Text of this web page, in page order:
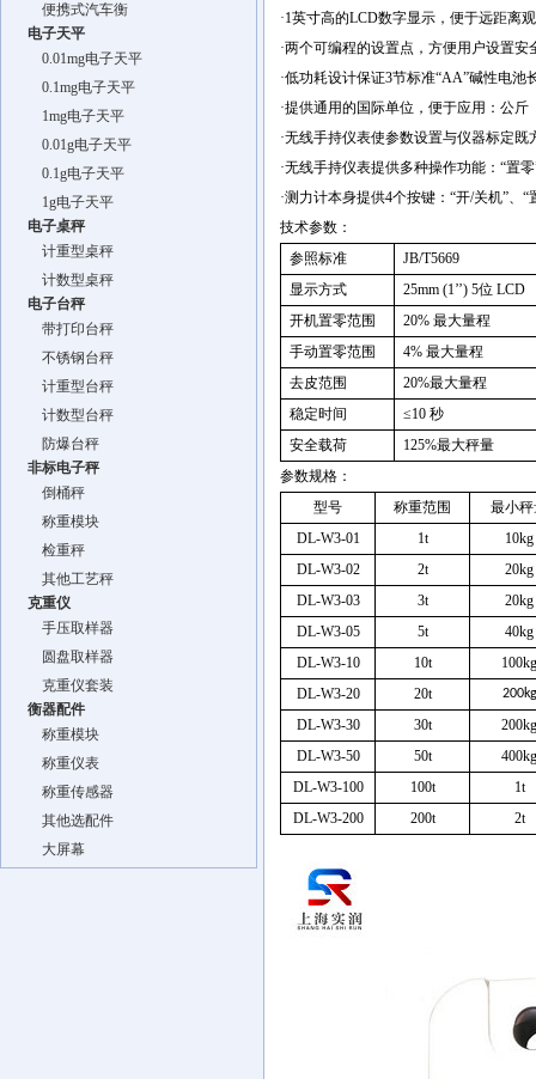
便携式汽车衡
电子天平
0.01mg电子天平
0.1mg电子天平
1mg电子天平
0.01g电子天平
0.1g电子天平
1g电子天平
电子桌秤
计重型桌秤
计数型桌秤
电子台秤
带打印台秤
不锈钢台秤
计重型台秤
计数型台秤
防爆台秤
非标电子秤
倒桶秤
称重模块
检重秤
其他工艺秤
克重仪
手压取样器
圆盘取样器
克重仪套装
衡器配件
称重模块
称重仪表
称重传感器
其他选配件
大屏幕
·1英寸高的LCD数字显示，便于远距离
·两个可编程的设置点，方便用户设置安
·低功耗设计保证3节标准“AA”碱性电池
·提供通用的国际单位，便于应用：公斤
·无线手持仪表使参数设置与仪器标定既
·无线手持仪表提供多种操作功能：“置
·测力计本身提供4个按键：“开/关机”、“
技术参数：
参照标准
JB/T5669
显示方式
25mm (1’’) 5位 LCD
开机置零范围
20%最大量程
手动置零范围
4%最大量程
去皮范围
20%最大量程
稳定时间
≤10秒
安全载荷
125%最大秤量
参数规格：
型号
称重范围
最小
DL-W3-01
1t
10kg
DL-W3-02
2t
20kg
DL-W3-03
3t
20kg
DL-W3-05
5t
40kg
DL-W3-10
10t
100kg
DL-W3-20
20t 200kg
DL-W3-30 30t
200kg
DL-W3-50
50t
400kg
DL-W3-100
100t
1t
DL-W3-200
200t 2t